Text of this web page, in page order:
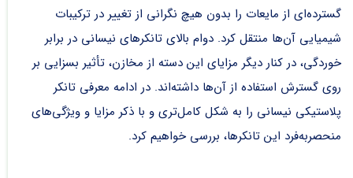
گسترده‌ای از مایعات را بدون هیچ نگرانی از تغییر در ترکیبات
شیمیایی آن‌ها منتقل کرد. دوام بالای تانکر‌های نیسانی در برابر
خوردگی، در کنار دیگر مزایای این دسته از مخازن، تأثیر بسزایی بر
روی گسترش استفاده از آن‌ها داشته‌اند. در ادامه معرفی تانکر
پلاستیکی نیسانی را به شکل کامل‌تری و با ذکر مزایا و ویژگی‌های
منحصربه‌فرد این تانکرها، بررسی خواهیم کرد.